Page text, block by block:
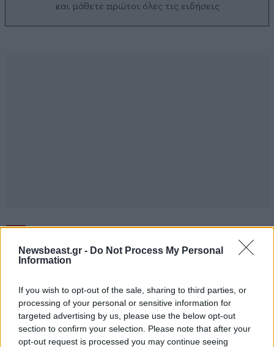
Newsbeast.gr - Do Not Process My Personal
Information
If you wish to opt-out of the sale, sharing to third parties, or
processing of your personal or sensitive information for
targeted advertising by us, please use the below opt-out
section to confirm your selection. Please note that after your
opt-out request is processed you may continue seeing
και μάθετε πρώτοι όλες τις ειδήσεις
ΠΡΟΣΘΕΣΤΕ ΤΟ ΣΧΟΛΙΟ ΣΑΣ